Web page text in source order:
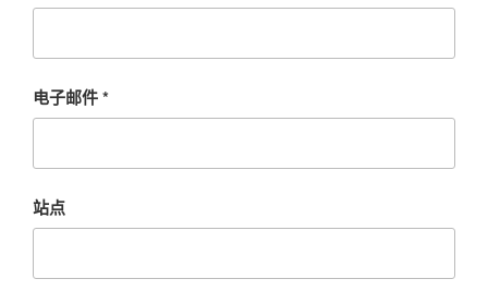
电子邮件*
站点